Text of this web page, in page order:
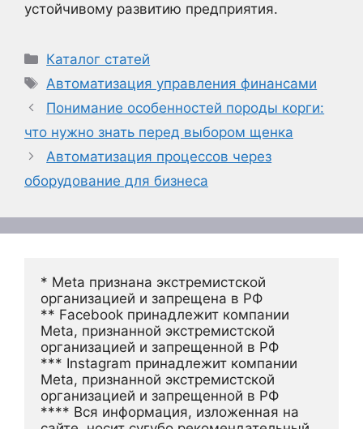
устойчивому развитию предприятия.
Рубрики
Каталог статей
Метки
Автоматизация управления финансами
Понимание особенностей породы корги:
что нужно знать перед выбором щенка
Автоматизация процессов через
оборудование для бизнеса
* Meta признана экстремистской
организацией и запрещена в РФ
** Facebook принадлежит компании
Meta, признанной экстремистской
организацией и запрещенной в РФ
*** Instagram принадлежит компании
Meta, признанной экстремистской
организацией и запрещенной в РФ
**** Вся информация, изложенная на